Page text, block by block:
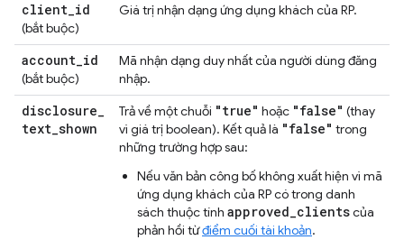
client_id
(bắt buộc)
Giá trị nhận dạng ứng dụng khách của RP.
account_id
(bắt buộc)
Mã nhận dạng duy nhất của người dùng đăng
nhập.
disclosure_
text_shown
Trả về một chuỗi "true" hoặc "false" (thay
vì giá trị boolean). Kết quả là "false" trong
những trường hợp sau:
Nếu văn bản công bố không xuất hiện vì mã
ứng dụng khách của RP có trong danh
sách thuộc tính approved_clientscủa
phản hồi từđiểm cuối tài khoản.